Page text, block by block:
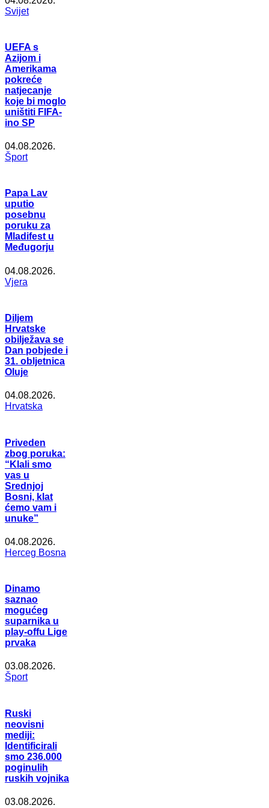
Svijet
UEFA s
Azijom i
Amerikama
pokreće
natjecanje
koje bi moglo
uništiti FIFA-
ino SP
04.08.2026.
Šport
Papa Lav
uputio
posebnu
poruku za
Mladifest u
Međugorju
04.08.2026.
Vjera
Diljem
Hrvatske
obilježava se
Dan pobjede i
31. obljetnica
Oluje
04.08.2026.
Hrvatska
Priveden
zbog poruka:
“Klali smo
vas u
Srednjoj
Bosni, klat
ćemo vam i
unuke”
04.08.2026.
Herceg Bosna
Dinamo
saznao
mogućeg
suparnika u
play-offu Lige
prvaka
03.08.2026.
Šport
Ruski
neovisni
mediji:
Identificirali
smo 236.000
poginulih
ruskih vojnika
03.08.2026.